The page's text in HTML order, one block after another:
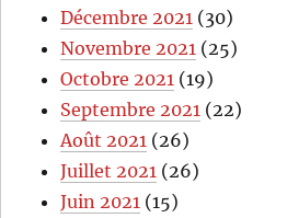
Décembre 2021 (30)
Novembre 2021 (25)
Octobre 2021 (19)
Septembre 2021 (22)
Août 2021 (26)
Juillet 2021 (26)
Juin 2021 (15)